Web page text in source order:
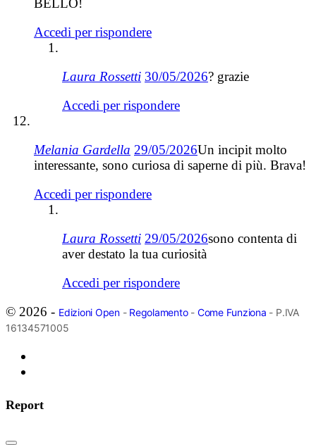
Accedi per rispondere
Laura Rossetti 30/05/2026? grazie
Accedi per rispondere
Melania Gardella 29/05/2026Un incipit molto
interessante, sono curiosa di saperne di più. Brava!
Accedi per rispondere
Laura Rossetti 29/05/2026sono contenta di
aver destato la tua curiosità
Accedi per rispondere
© 2026 - Edizioni Open- Regolamento- Come Funziona - P.IVA
16134571005
Report